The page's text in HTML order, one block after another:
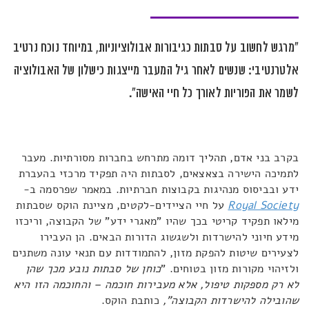
"מרגש לחשוב על סבתות כגיבורות אבולוציוניות, במיוחד נוכח נרטיב
אלטרנטיבי: שנשים לאחר גיל המעבר מייצגות כישלון של האבולוציה
לשמר את הפוריות לאורך כל חיי האישה".
בקרב בני אדם, תהליך דומה מתרחש בחברות מסורתיות. מעבר
לתמיכה הישירה בצאצאים, לסבתות היה תפקיד מרכזי בהעברת
ידע ובביסוס מנהיגות בקבוצות חברתיות. במאמר שפרסמה ב-
Royal Society על חיי הציידים-לקטים, מציינת הוקס שסבתות
מילאו תפקיד קריטי בכך שהיו "מאגרי ידע" של הקבוצה, וריכזו
מידע חיוני להישרדות ולשגשוג הדורות הבאים. הן העבירו
לצעירים שיטות להפקת מזון, להתמודדות עם תנאי עונה משתנים
ולזיהוי מקורות מזון בטוחים. "כוחן של סבתות נובע מכך שהן
לא רק מספקות טיפול, אלא מעבירות חוכמה – והחוכמה הזו היא
שהובילה להישרדות הקבוצה", כותבת הוקס.